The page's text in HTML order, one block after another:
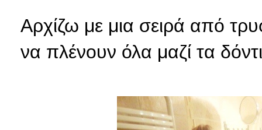
Αρχίζω με μια σειρά από
να πλένουν όλα μαζί τα